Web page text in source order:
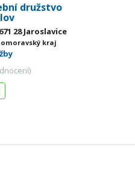
družstvo
28 Jaroslavice
kraj